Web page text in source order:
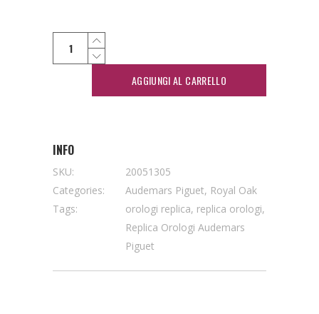
AGGIUNGI AL CARRELLO
INFO
SKU:
20051305
Categories:
Audemars Piguet, Royal Oak
Tags:
orologi replica, replica orologi,
Replica Orologi Audemars
Piguet